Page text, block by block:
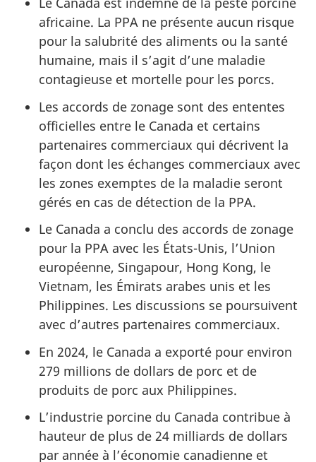
africaine. La PPA ne présente aucun risque
pour la salubrité des aliments ou la santé
humaine, mais il s’agit d’une maladie
contagieuse et mortelle pour les porcs.
Les accords de zonage sont des ententes
officielles entre le Canada et certains
partenaires commerciaux qui décrivent la
façon dont les échanges commerciaux avec
les zones exemptes de la maladie seront
gérés en cas de détection de la PPA.
Le Canada a conclu des accords de zonage
pour la PPA avec les États-Unis, l’Union
européenne, Singapour, Hong Kong, le
Vietnam, les Émirats arabes unis et les
Philippines. Les discussions se poursuivent
avec d’autres partenaires commerciaux.
En 2024, le Canada a exporté pour environ
279 millions de dollars de porc et de
produits de porc aux Philippines.
L’industrie porcine du Canada contribue à
hauteur de plus de 24 milliards de dollars
par année à l’économie canadienne et